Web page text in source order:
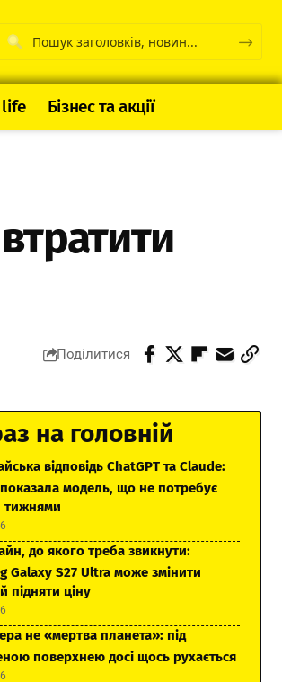
life Бізнес та акції
Поділитися
на головній
відповідь ChatGPT та Claude:
модель, що не потребує
до якого треба звикнути:
Galaxy S27 Ultra може змінити
підняти ціну
не «мертва планета»: під
поверхнею досі щось рухається